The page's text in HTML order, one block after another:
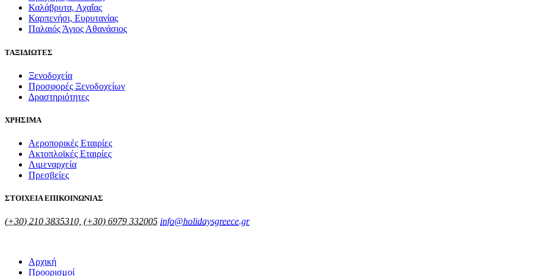
Καλάβρυτα, Αχαΐας
Καρπενήσι, Ευρυτανίας
Παλαιός Άγιος Αθανάσιος
ΤΑΞΙΔΙΩΤΕΣ
Ξενοδοχεία
Προσφορές Ξενοδοχείων
Δραστηριότητες
ΧΡΗΣΙΜΑ
Αεροπορικές Εταιρίες
Ακτοπλοϊκές Εταιρίες
Λιμεναρχεία
Πρεσβείες
ΣΤΟΙΧΕΙΑ ΕΠΙΚΟΙΝΩΝΙΑΣ
(+30) 210 3835310, (+30) 6979 332005 info@holidaysgreece.gr
Αρχική
Προορισμοί